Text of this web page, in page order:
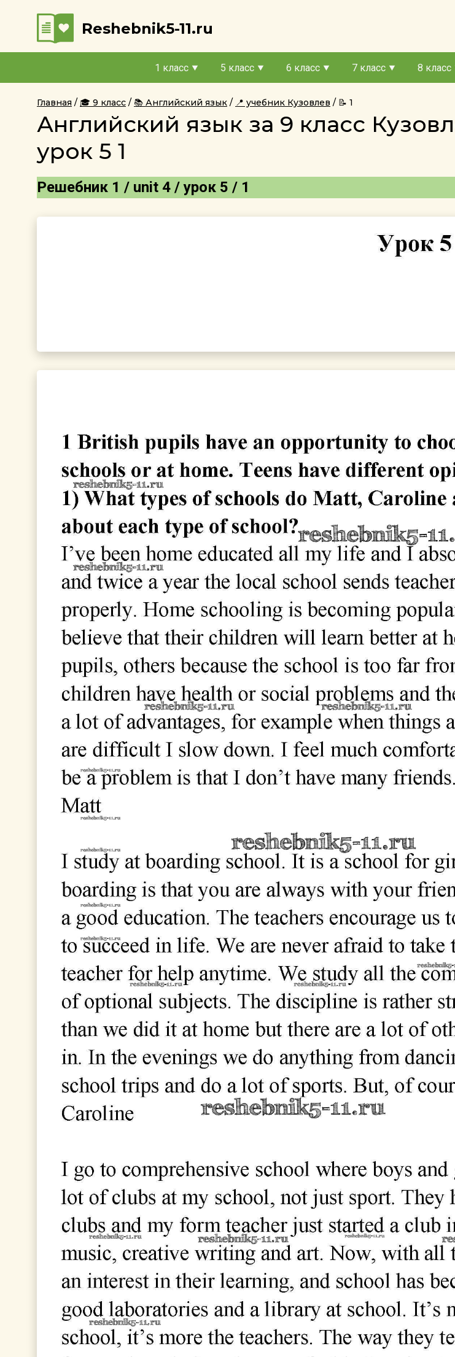
Reshebnik5-11.ru
1 класс 5 класс 6 класс 7 класс 8 класс
Главная 🎓 9 класс 📚 Английский язык 📍 учебник Кузовлев 📝 1
Английский язык за 9 класс
урок 5 1
Решебник 1 / unit 4 / урок 5 / 1